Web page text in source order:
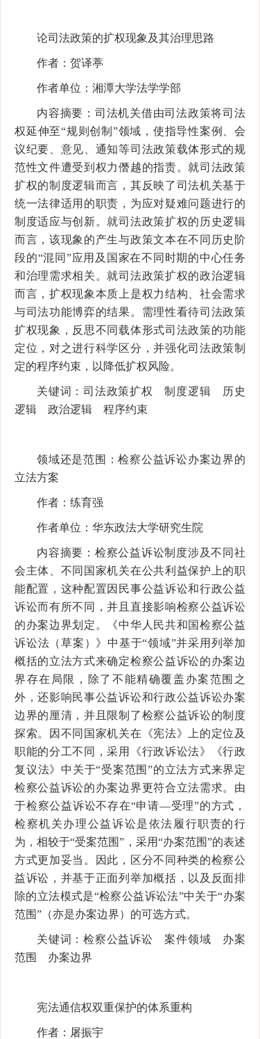
论司法政策的扩权现象及其治理思路
作者：贺译葶
作者单位：湘潭大学法学学部
内容摘要：司法机关借由司法政策将司法
权延伸至“规则创制”领域，使指导性案例、会
议纪要、意见、通知等司法政策载体形式的规
范性文件遭受到权力僭越的指责。就司法政策
扩权的制度逻辑而言，其反映了司法机关基于
统一法律适用的职责，为应对疑难问题进行的
制度适应与创新。就司法政策扩权的历史逻辑
而言，该现象的产生与政策文本在不同历史阶
段的“混同”应用及国家在不同时期的中心任务
和治理需求相关。就司法政策扩权的政治逻辑
而言，扩权现象本质上是权力结构、社会需求
与司法功能博弈的结果。需理性看待司法政策
扩权现象，反思不同载体形式司法政策的功能
定位，对之进行科学区分，并强化司法政策制
定的程序约束，以降低扩权风险。
关键词：司法政策扩权 制度逻辑 历史
逻辑 政治逻辑 程序约束
领域还是范围：检察公益诉讼办案边界的
立法方案
作者：练育强
作者单位：华东政法大学研究生院
内容摘要：检察公益诉讼制度涉及不同社
会主体、不同国家机关在公共利益保护上的职
能配置，这种配置因民事公益诉讼和行政公益
诉讼而有所不同，并且直接影响检察公益诉讼
的办案边界划定。《中华人民共和国检察公益
诉讼法（草案）》中基于“领域”并采用列举加
概括的立法方式来确定检察公益诉讼的办案边
界存在局限，除了不能精确覆盖办案范围之
外，还影响民事公益诉讼和行政公益诉讼办案
边界的厘清，并且限制了检察公益诉讼的制度
探索。因不同国家机关在《宪法》上的定位及
职能的分工不同，采用《行政诉讼法》《行政
复议法》中关于“受案范围”的立法方式来界定
检察公益诉讼的办案边界更符合立法需求。由
于检察公益诉讼不存在“申请—受理”的方式，
检察机关办理公益诉讼是依法履行职责的行
为，相较于“受案范围”，采用“办案范围”的表述
方式更加妥当。因此，区分不同种类的检察公
益诉讼，并基于正面列举加概括，以及反面排
除的立法模式是“检察公益诉讼法”中关于“办案
范围”（亦是办案边界）的可选方式。
关键词：检察公益诉讼 案件领域 办案
范围 办案边界
宪法通信权双重保护的体系重构
作者：屠振宇